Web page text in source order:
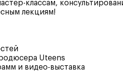
классам,
лекциям!
Uteens
и видео-выставка